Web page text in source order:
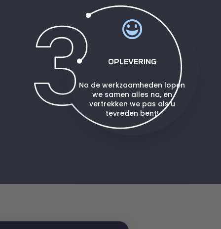
OPLEVERING
Na de werkzaamheden lopen
we samen alles na, en
vertrekken we pas als u
tevreden bent!